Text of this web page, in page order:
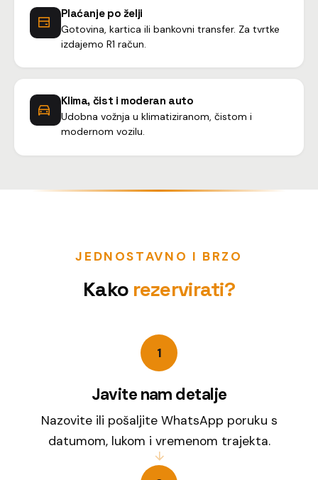
Plaćanje po želji
Gotovina, kartica ili bankovni transfer. Za tvrtke
izdajemo R1 račun.
Klima, čist i moderan auto
Udobna vožnja u klimatiziranom, čistom i
modernom vozilu.
JEDNOSTAVNO I BRZO
Kako rezervirati?
1
Javite nam detalje
Nazovite ili pošaljite WhatsApp poruku s
datumom, lukom i vremenom trajekta.